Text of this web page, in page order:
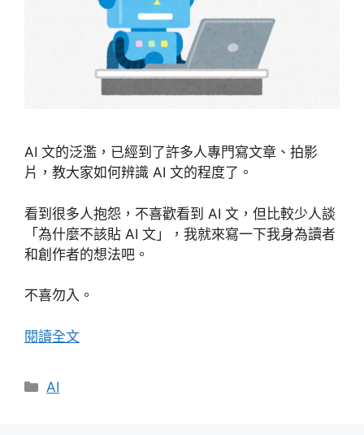
AI 文的泛濫，已經到了許多人專門寫文章、拍影
片，教大家如何辨識 AI 文的程度了。
看到很多人抱怨，不喜歡看到 AI 文，但比較少人談
「為什麼不該貼 AI 文」，我就來寫一下我身為讀者
和創作者的想法吧。
不喜勿入。
閱讀全文
分
AI